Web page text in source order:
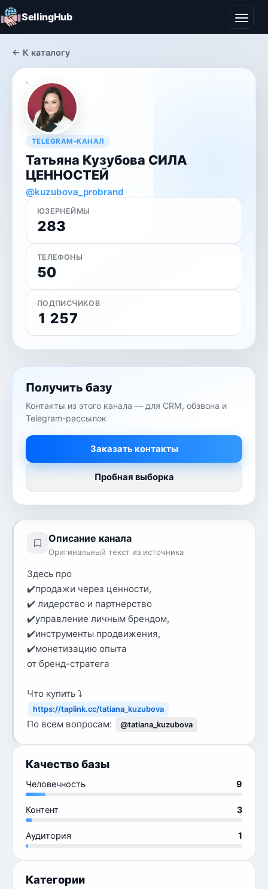
SellingHub
← К каталогу
TELEGRAM-КАНАЛ
Татьяна Кузубова СИЛА
ЦЕННОСТЕЙ
@kuzubova_probrand
ЮЗЕРНЕЙМЫ
283
ТЕЛЕФОНЫ
50
ПОДПИСЧИКОВ
1 257
Описание канала
Оригинальный текст из источника
Здесь про
✔️продажи через ценности,
✔️ лидерство и партнерство
✔️управление личным брендом,
✔️инструменты продвижения,
✔️монетизацию опыта
от бренд-стратега
Что купить ⤵️
https://taplink.cc/tatiana_kuzubova
По всем вопросам: @tatiana_kuzubova
Качество базы
Человечность 9
Контент 3
Аудитория 1
Категории
Получить базу
Контакты из этого канала — для CRM, обзвона и
Telegram-рассылок
Заказать контакты
Пробная выборка